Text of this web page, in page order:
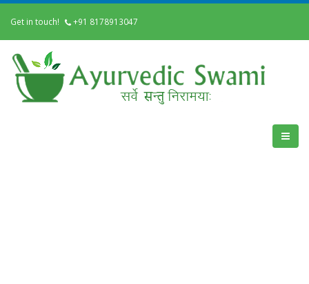
Get in touch! +91 8178913047